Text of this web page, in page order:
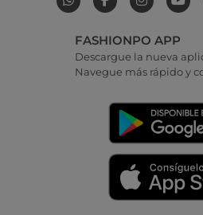
FASHIONPO APP
Descargue la nueva
Navegue más rápido y